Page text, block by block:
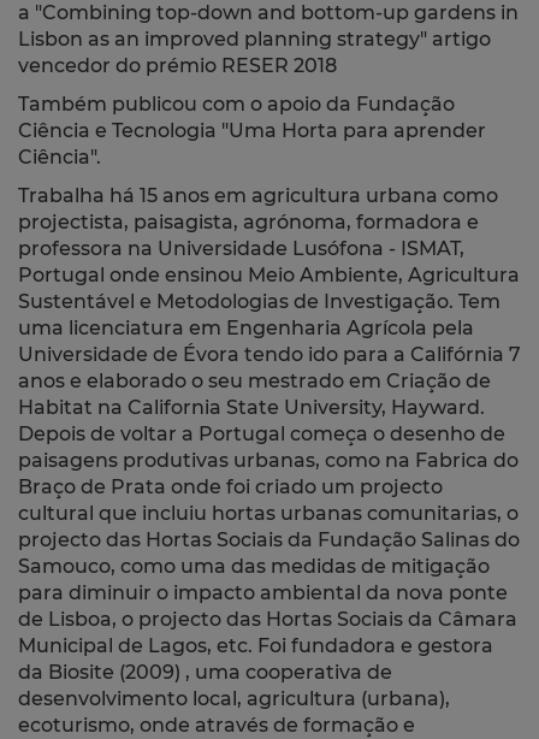
a "Combining top-down and bottom-up gardens in
Lisbon as an improved planning strategy" artigo
vencedor do prémio RESER 2018
Também publicou com o apoio da Fundação
Ciência e Tecnologia "Uma Horta para aprender
Ciência".
Trabalha há 15 anos em agricultura urbana como
projectista, paisagista, agrónoma, formadora e
professora na Universidade Lusófona - ISMAT,
Portugal onde ensinou Meio Ambiente, Agricultura
Sustentável e Metodologias de Investigação. Tem
uma licenciatura em Engenharia Agrícola pela
Universidade de Évora tendo ido para a Califórnia 7
anos e elaborado o seu mestrado em Criação de
Habitat na California State University, Hayward.
Depois de voltar a Portugal começa o desenho de
paisagens produtivas urbanas, como na Fabrica do
Braço de Prata onde foi criado um projecto
cultural que incluiu hortas urbanas comunitarias, o
projecto das Hortas Sociais da Fundação Salinas do
Samouco, como uma das medidas de mitigação
para diminuir o impacto ambiental da nova ponte
de Lisboa, o projecto das Hortas Sociais da Câmara
Municipal de Lagos, etc. Foi fundadora e gestora
da Biosite (2009) , uma cooperativa de
desenvolvimento local, agricultura (urbana),
ecoturismo, onde através de formação e